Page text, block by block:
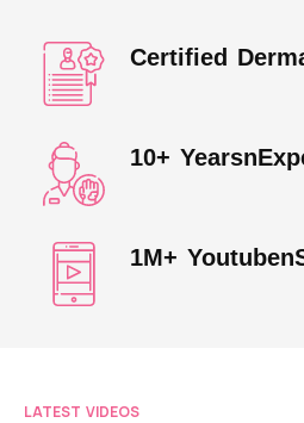
Certified
10+
1M+
LATEST VIDEOS